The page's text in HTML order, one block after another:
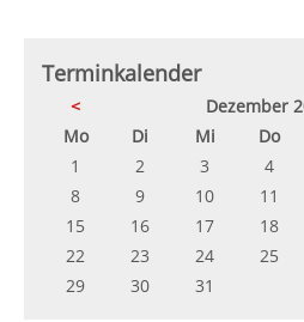
Terminkalender
< Dezember
Montag Di enstagMittwochDo
1
2 3 4
8
9 10 11
15
16 17 18
22
23 24 25
29
30 31